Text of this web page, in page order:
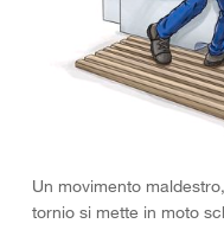
Un movimento
tornio si mette in moto